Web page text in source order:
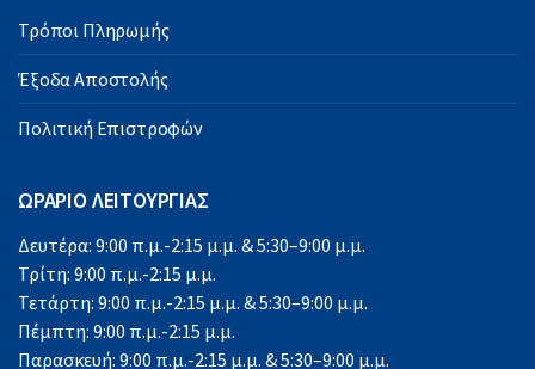
Τρόποι Πληρωμής
Έξοδα Αποστολής
Πολιτική Επιστροφών
ΩΡΑΡΙΟ ΛΕΙΤΟΥΡΓΙΑΣ
Δευτέρα: 9:00 π.μ.-2:15 μ.μ. & 5:30–9:00 μ.μ.
Τρίτη: 9:00 π.μ.-2:15 μ.μ.
Τετάρτη: 9:00 π.μ.-2:15 μ.μ. & 5:30–9:00 μ.μ.
Πέμπτη: 9:00 π.μ.-2:15 μ.μ.
Παρασκευή: 9:00 π.μ.-2:15 μ.μ. & 5:30–9:00 μ.μ.